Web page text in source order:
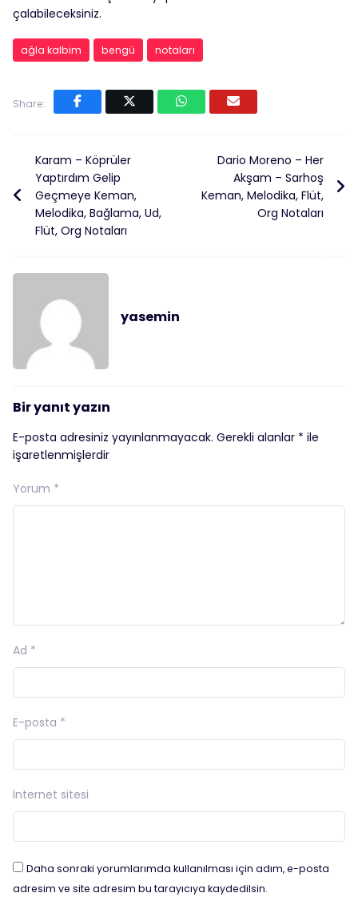
çalabileceksiniz.
ağla kalbim bengü notaları
Share:
Karam – Köprüler
Yaptırdım Gelip
Geçmeye Keman,
Melodika, Bağlama, Ud,
Flüt, Org Notaları
Dario Moreno – Her
Akşam – Sarhoş
Keman, Melodika, Flüt,
Org Notaları
yasemin
Bir yanıt yazın
E-posta adresiniz yayınlanmayacak. Gerekli alanlar * ile
işaretlenmişlerdir
Yorum *
Ad *
E-posta *
İnternet sitesi
Daha sonraki yorumlarımda kullanılması için adım, e-posta
adresim ve site adresim bu tarayıcıya kaydedilsin.